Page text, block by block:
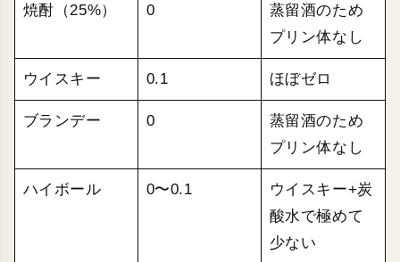
焼酎（25%） 0
蒸留酒のため
プリン体なし
ウイスキー 0.1 ほぼゼロ
ブランデー 0
蒸留酒のため
プリン体なし
ハイボール 0〜0.1
ウイスキー+炭
酸水で極めて
少ない